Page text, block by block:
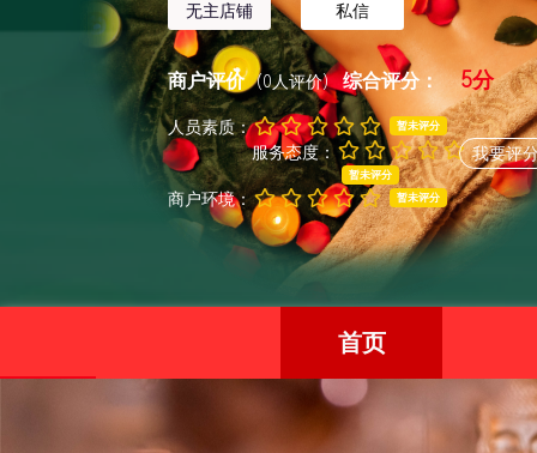
无主店铺 私信
商户评价 (0人评价)综合评分： 5分
人员素质： 暂未评分
服务态度：
暂未评分
商户环境： 暂未评分
我要评
首页